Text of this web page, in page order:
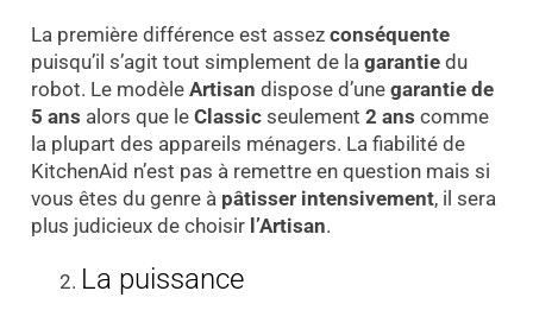
La première différence est assez conséquente
puisqu’il s’agit tout simplement de la garantiedu
robot. Le modèle Artisan dispose d’une garantie de
5 ans alors que le Classicseulement 2 ans comme
la plupart des appareils ménagers. La fiabilité de
KitchenAid n’est pas à remettre en question mais si
vous êtes du genre à pâtisser intensivement, il sera
plus judicieux de choisir l’Artisan.
La puissance